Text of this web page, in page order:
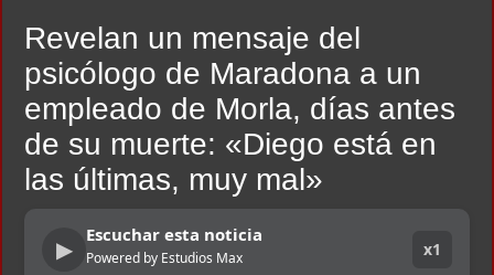
Revelan un mensaje del
psicólogo de Maradona a un
empleado de Morla, días antes
de su muerte: «Diego está en
las últimas, muy mal»
▶
Escuchar esta noticia
Powered by Estudios Max x1